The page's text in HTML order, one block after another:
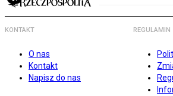
KONTAKT
O nas
Kontakt
Napisz do nas
REGULAMIN